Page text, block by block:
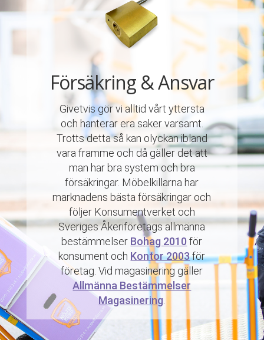
Försäkring & Ansvar
Givetvis gör vi alltid vårt yttersta
och hanterar era saker varsamt.
Trotts detta så kan olyckan ibland
vara framme och då gäller det att
man har bra system och bra
försäkringar. Möbelkillarna har
marknadens bästa försäkringar och
följer Konsumentverket och
Sveriges Åkeriföretags allmänna
bestämmelser Bohag 2010 för
konsument och Kontor 2003för
företag. Vid magasinering gäller
Allmänna Bestämmelser
Magasinering